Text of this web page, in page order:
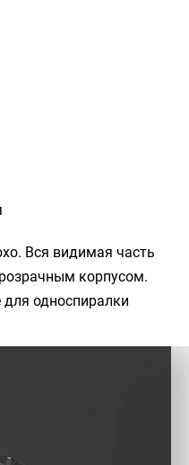
Вся видимая часть
корпусом.
односпиралки